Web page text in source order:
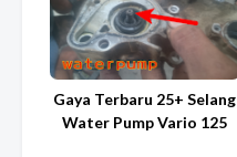
Gaya Terbaru 25+ Selang
Water Pump Vario 125